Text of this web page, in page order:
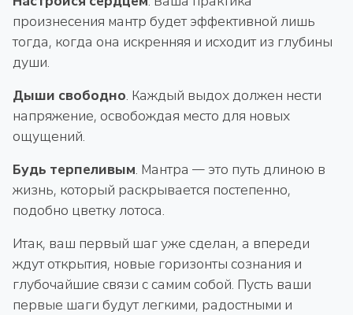
произнесения мантр будет эффективной лишь
тогда, когда она искренняя и исходит из глубины
души.
Дыши свободно. Каждый выдох должен нести
напряжение, освобождая место для новых
ощущений.
Будь терпеливым. Мантра — это путь длиною в
жизнь, который раскрывается постепенно,
подобно цветку лотоса.
Итак, ваш первый шаг уже сделан, а впереди
ждут открытия, новые горизонты сознания и
глубочайшие связи с самим собой. Пусть ваши
первые шаги будут легкими, радостными и